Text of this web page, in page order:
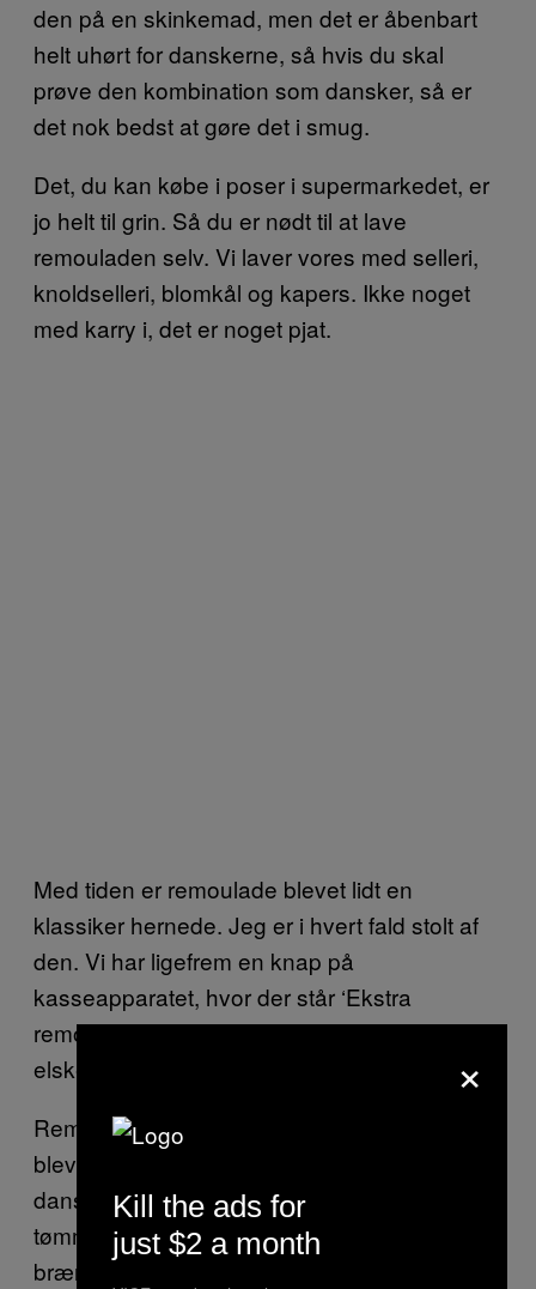
den på en skinkemad, men det er åbenbart
helt uhørt for danskerne, så hvis du skal
prøve den kombination som dansker, så er
det nok bedst at gøre det i smug.
Det, du kan købe i poser i supermarkedet, er
jo helt til grin. Så du er nødt til at lave
remouladen selv. Vi laver vores med selleri,
knoldselleri, blomkål og kapers. Ikke noget
med karry i, det er noget pjat.
Med tiden er remoulade blevet lidt en
klassiker hernede. Jeg er i hvert fald stolt af
den. Vi har ligefrem en knap på
kasseapparatet, hvor der står ‘Ekstra
remoulade’, så det er ikke kun køkkenet, der
elsker den.
Remoulade er noget særligt, men jeg er også
blevet vild med mange andre ting i det
danske køkken. Når jeg har fri eller har
tømmermænd, går jeg tit ud og får en omgang
brændende kærlighed eller en hakkebøf med
×
Kill the ads for
just $2 a month